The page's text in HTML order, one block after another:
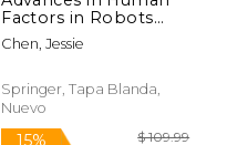
Factors in Robots
and Unmanned
Systems: Proceedings
International
Conference on
Chen, Jessie
Springer, Tapa Blanda,
Nuevo